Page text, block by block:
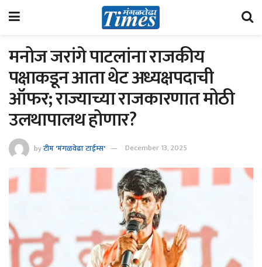
मनोज जरांगे पाटलांना राजकीय
पक्षाकडून आता थेट अध्यक्षपदाची
ऑफर; राज्याच्या राजकारणात मोठी
उलथापालथ होणार?
byटीम 'मंगळवेढा टाईम्स' December 13, 2025